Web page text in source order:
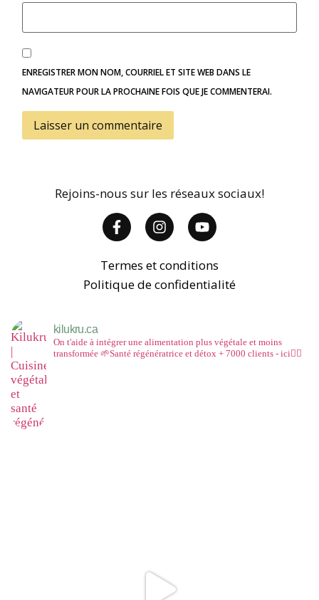
ENREGISTRER MON NOM, COURRIEL ET SITE WEB DANS LE
NAVIGATEUR POUR LA PROCHAINE FOIS QUE JE COMMENTERAI.
Rejoins-nous sur les réseaux sociaux!
Termes et conditions
Politique de confidentialité
kilukru.ca
On t'aide à intégrer une alimentation plus végétale et moins
transformée 🌱Santé régénératrice et détox + 7000 clients - ici👇🏻